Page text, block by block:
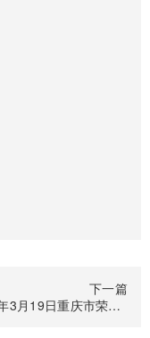
下一篇
2015年3月19日重庆市荣昌县人民法院将开庭审理聂荣、王家才律师代理的行政处罚决定一案